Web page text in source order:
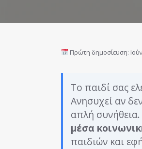
Πρώτη δημοσίευση:
Το παιδί σας
Ανησυχεί αν
απλή συνήθεια.
μέσα
παιδιών και